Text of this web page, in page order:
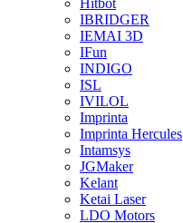
Hitbot
IBRIDGER
IEMAI 3D
IFun
INDIGO
ISL
IVILOL
Imprinta
Imprinta Hercules
Intamsys
JGMaker
Kelant
Ketai Laser
LDO Motors